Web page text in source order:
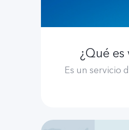
¿Qué
Es un servicio